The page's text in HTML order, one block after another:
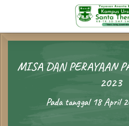
MISA DAN PERAYAAN
2023
Pada tanggal 18 April